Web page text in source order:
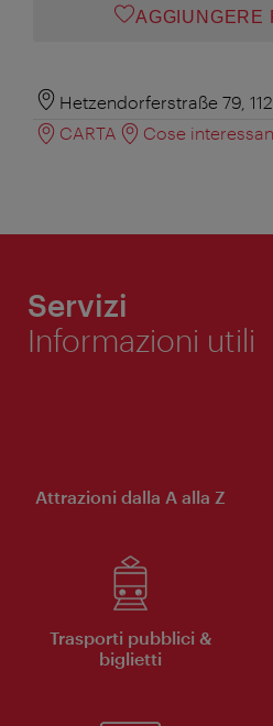
AGGIUNGERE
Hetzendorferstraße 79,
CARTA
Cose
Servizi
Informazioni utili
Attrazioni dalla A alla Z
Trasporti pubblici &
biglietti